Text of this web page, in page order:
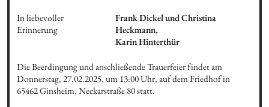
In liebevoller
Erinnerung
Frank Dickel und Christina
Heckmann,
Karin Hinterthür
Die Beerdingung und anschließende Trauerfeier findet am
Donnerstag, 27.02.2025, um 13:00 Uhr, auf dem Friedhof in
65462 Ginsheim, Neckarstraße 80 statt.